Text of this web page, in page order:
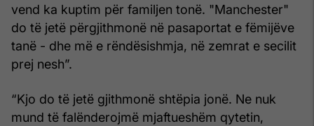
vend ka kuptim për familjen tonë. "Manchester"
do të jetë përgjithmonë në pasaportat e fëmijëve
tanë - dhe më e rëndësishmja, në zemrat e secilit
prej nesh”.
“Kjo do të jetë gjithmonë shtëpia jonë. Ne nuk
mund të falënderojmë mjaftueshëm qytetin,